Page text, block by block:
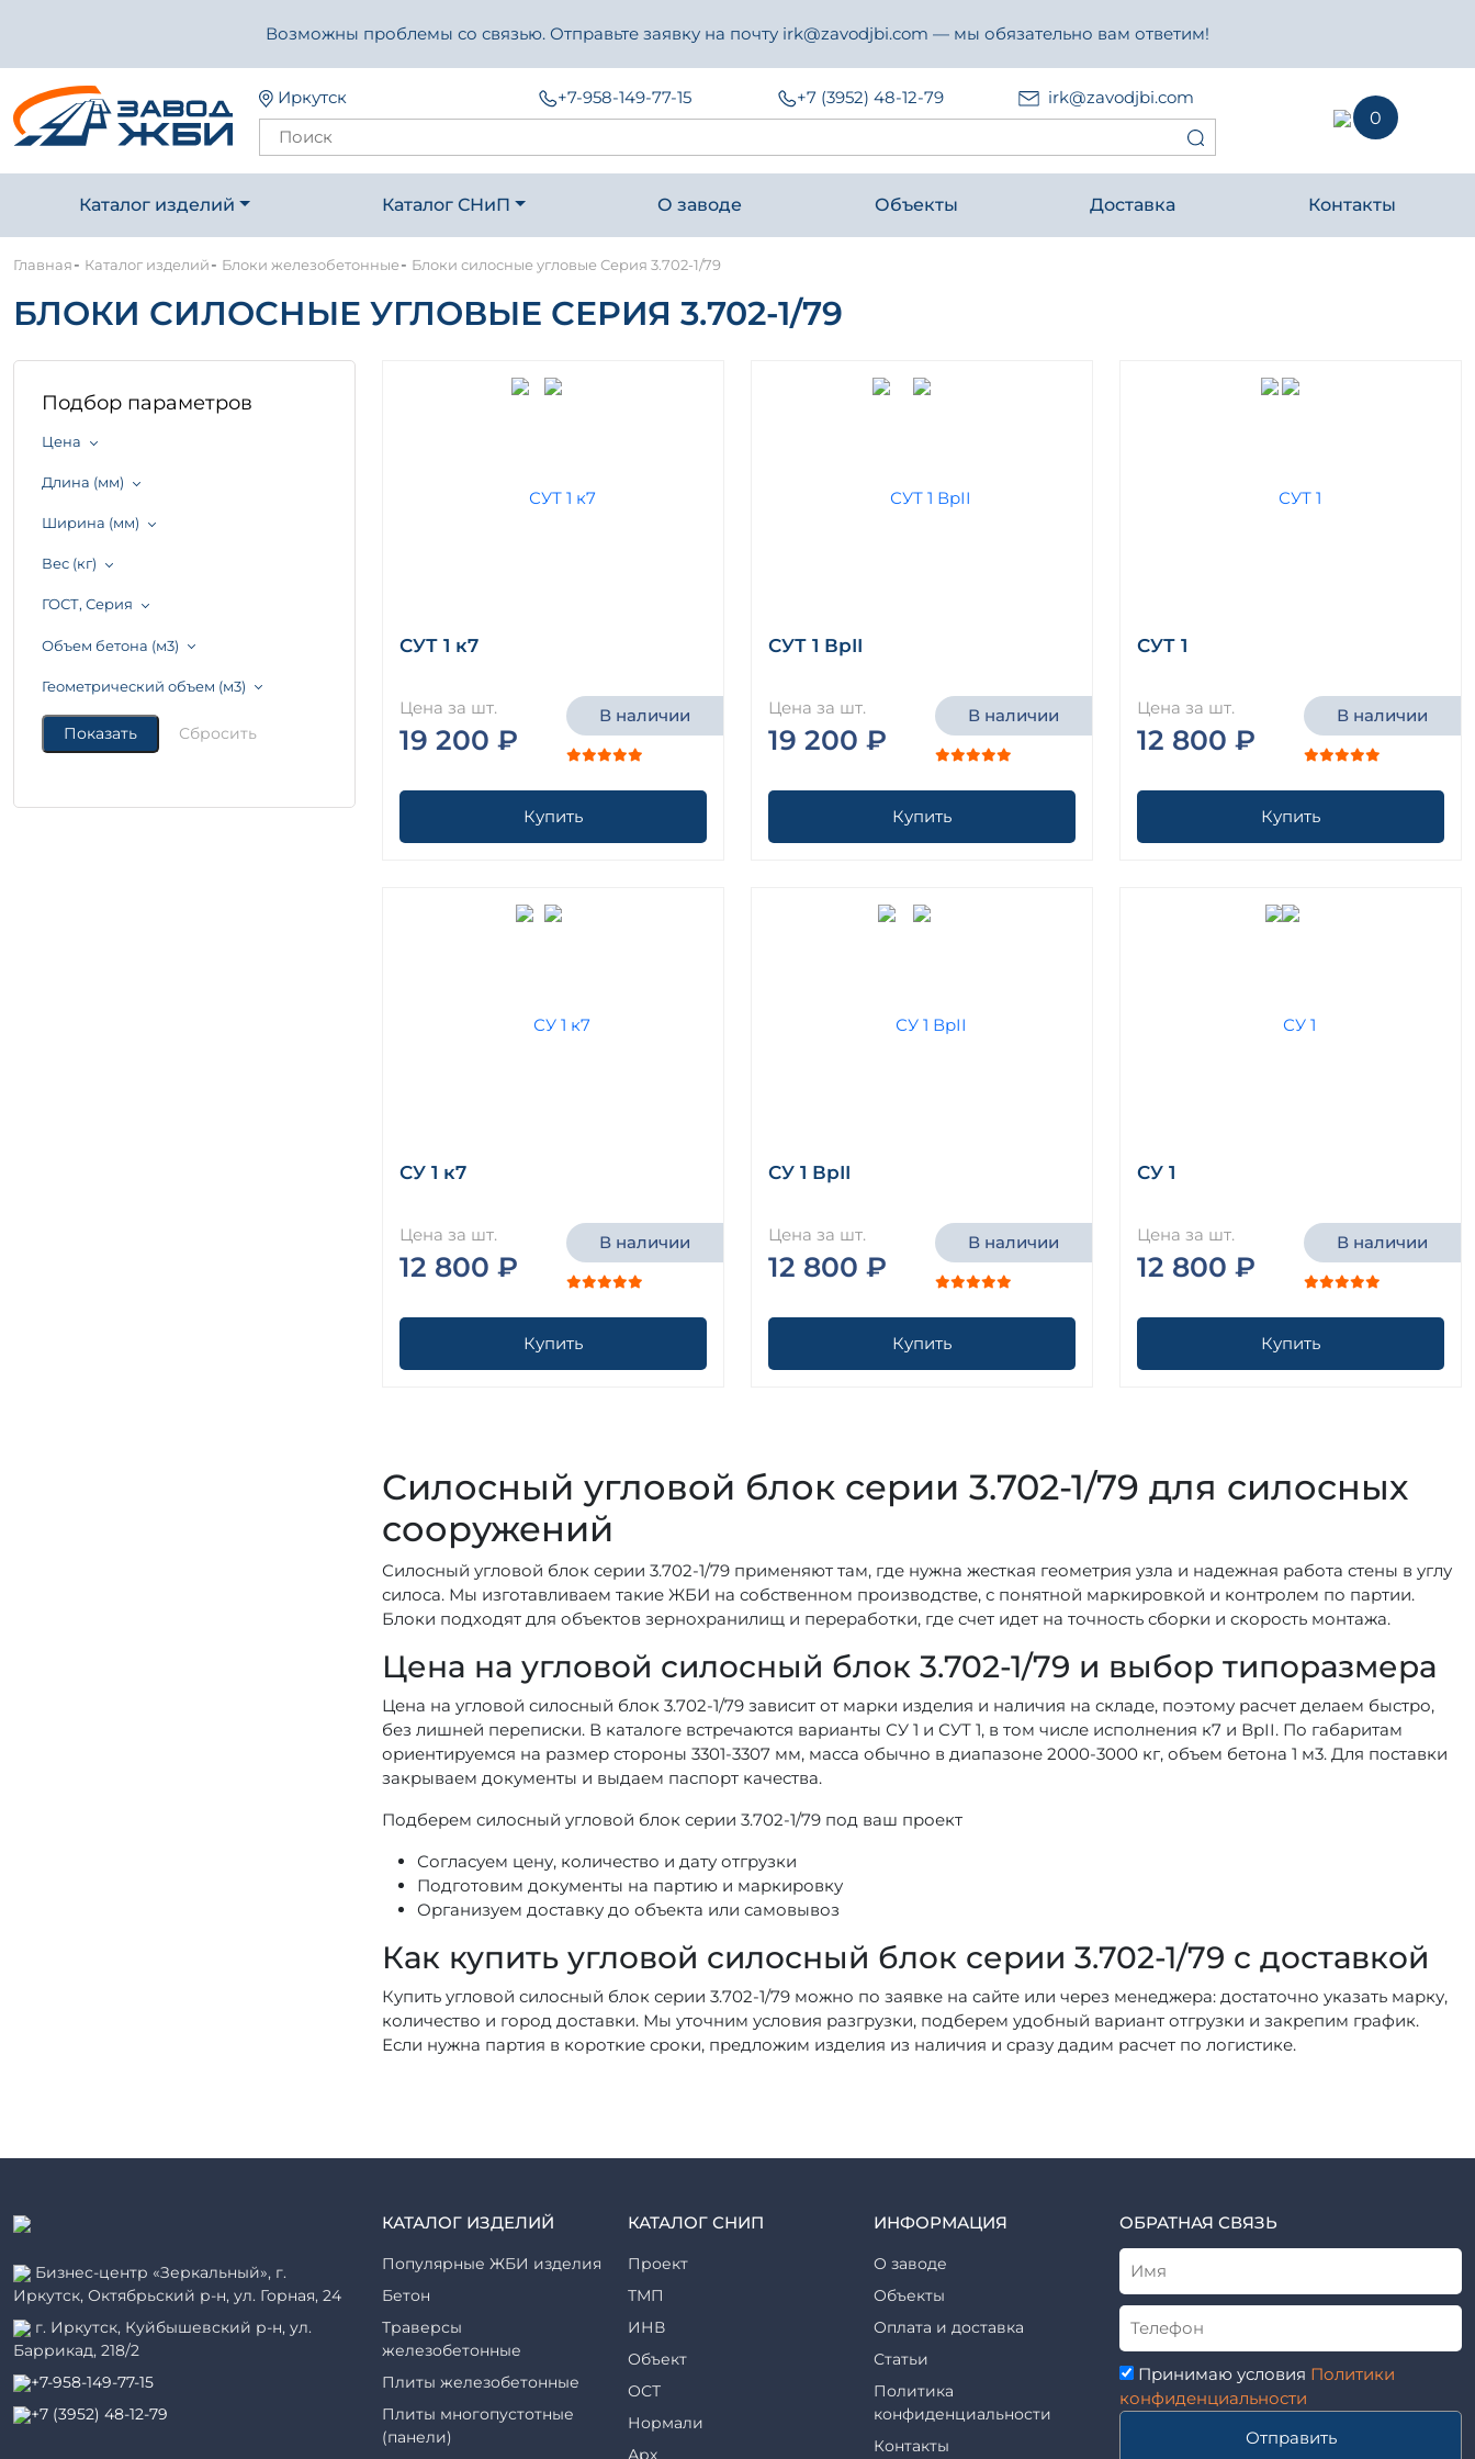
Возможны проблемы со связью. Отправьте заявку на почту irk@zavodjbi.com — мы обязательно вам ответим!
Иркутск +7-958-149-77-15 +7 (3952) 48-12-79
irk@zavodjbi.com
0
Каталог изделий Каталог СНиП О заводе Объекты Доставка Контакты
Главная- Каталог изделий- Блоки железобетонные- Блоки силосные угловые Серия 3.702-1/79
БЛОКИ СИЛОСНЫЕ УГЛОВЫЕ СЕРИЯ 3.702-1/79
Подбор параметров
Цена
Длина (мм)
Ширина (мм)
Вес (кг)
ГОСТ, Серия
Объем бетона (м3)
Геометрический объем (м3)
СУТ 1 к7
Цена за шт.
19 200 ₽
В наличии
Купить
СУТ 1 ВрII
Цена за шт.
19 200 ₽
В наличии
Купить
СУТ 1
Цена за шт.
12 800 ₽
В наличии
Купить
СУ 1 к7
Цена за шт.
12 800 ₽
В наличии
Купить
СУ 1 ВрII
Цена за шт.
12 800 ₽
В наличии
Купить
СУ 1
Цена за шт.
12 800 ₽
В наличии
Купить
Силосный угловой блок серии 3.702-1/79 для силосных
сооружений
Силосный угловой блок серии 3.702-1/79 применяют там, где нужна жесткая геометрия узла и надежная работа стены в углу
силоса. Мы изготавливаем такие ЖБИ на собственном производстве, с понятной маркировкой и контролем по партии.
Блоки подходят для объектов зернохранилищ и переработки, где счет идет на точность сборки и скорость монтажа.
Цена на угловой силосный блок 3.702-1/79 и выбор типоразмера
Цена на угловой силосный блок 3.702-1/79 зависит от марки изделия и наличия на складе, поэтому расчет делаем быстро,
без лишней переписки. В каталоге встречаются варианты СУ 1 и СУТ 1, в том числе исполнения к7 и ВрII. По габаритам
ориентируемся на размер стороны 3301-3307 мм, масса обычно в диапазоне 2000-3000 кг, объем бетона 1 м3. Для поставки
закрываем документы и выдаем паспорт качества.
Подберем силосный угловой блок серии 3.702-1/79 под ваш проект
Согласуем цену, количество и дату отгрузки
Подготовим документы на партию и маркировку
Организуем доставку до объекта или самовывоз
Как купить угловой силосный блок серии 3.702-1/79 с доставкой
Купить угловой силосный блок серии 3.702-1/79 можно по заявке на сайте или через менеджера: достаточно указать марку,
количество и город доставки. Мы уточним условия разгрузки, подберем удобный вариант отгрузки и закрепим график.
Если нужна партия в короткие сроки, предложим изделия из наличия и сразу дадим расчет по логистике.
Бизнес-центр «Зеркальный», г.
Иркутск, Октябрьский р-н, ул. Горная, 24
г. Иркутск, Куйбышевский р-н, ул.
Баррикад, 218/2
+7-958-149-77-15
+7 (3952) 48-12-79
КАТАЛОГ ИЗДЕЛИЙ
Популярные ЖБИ изделия
Бетон
Траверсы
железобетонные
Плиты железобетонные
Плиты многопустотные
(панели)
КАТАЛОГ СНИП
Проект
ТМП
ИНВ
Объект
ОСТ
Нормали
Арх
ИНФОРМАЦИЯ
О заводе
Объекты
Оплата и доставка
Статьи
Политика
конфиденциальности
Контакты
ОБРАТНАЯ СВЯЗЬ
Принимаю условия Политики
конфиденциальности
Отправить